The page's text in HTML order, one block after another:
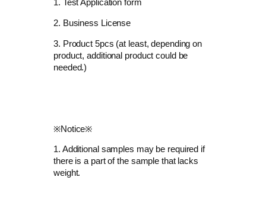
1. Test Application form
​2. Business License
​3. Product 5pcs (at least, depending on
product, additional product could be
needed.)
※Notice※
1. Additional samples may be required if
there is a part of the sample that lacks
weight.